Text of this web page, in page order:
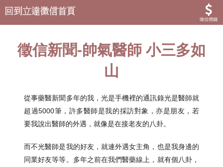
徵信價錢
徵信新聞-帥氣醫師 小三多如
山
從事藥醫新聞多年的我，光是手機裡的通訊錄光是醫師就
超過5000筆，許多醫師是我的採訪對象，亦是朋友，若
要我說出醫師的外遇，就像是在接老友的八卦。
而不光醫師是我的好友，就連外遇女主角，也是我身邊的
同業好友等等。多年之前在我們醫藥線上，就有個八卦，